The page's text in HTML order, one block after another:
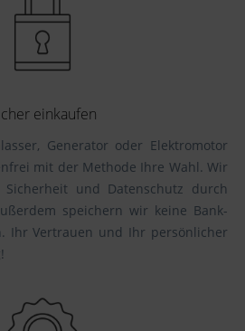
einkaufen
Generator oder Elektromotor
mit der Methode Ihre Wahl. Wir
Sicherheit und Datenschutz durch
speichern wir keine Bank-
Ihr Vertrauen und Ihr persönlicher